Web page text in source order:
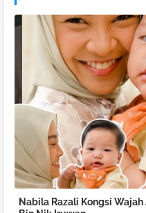
Nabila Razali Kongsi